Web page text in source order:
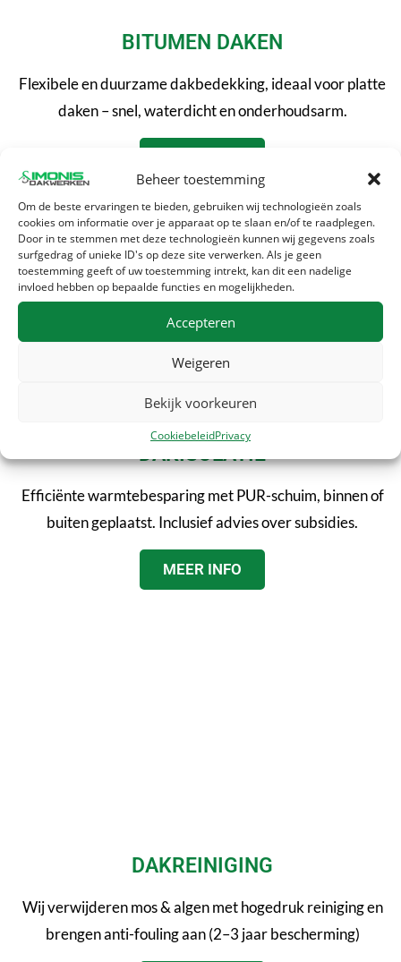
Beheer toestemming
Om de beste ervaringen te bieden, gebruiken wij technologieën zoals
cookies om informatie over je apparaat op te slaan en/of te raadplegen.
Door in te stemmen met deze technologieën kunnen wij gegevens zoals
surfgedrag of unieke ID's op deze site verwerken. Als je geen
toestemming geeft of uw toestemming intrekt, kan dit een nadelige
invloed hebben op bepaalde functies en mogelijkheden.
Accepteren
Weigeren
Bekijk voorkeuren
CookiebeleidPrivacy
BITUMEN DAKEN
Flexibele en duurzame dakbedekking, ideaal voor platte
daken – snel, waterdicht en onderhoudsarm.
DAKISOLATIE
Efficiënte warmtebesparing met PUR-schuim, binnen of
buiten geplaatst. Inclusief advies over subsidies.
MEER INFO
DAKREINIGING
Wij verwijderen mos & algen met hogedruk reiniging en
brengen anti-fouling aan (2–3 jaar bescherming)